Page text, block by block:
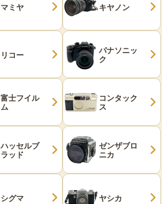
マミヤ キヤノン
リコー パナソニッ
ク
富士フイル
ム
コンタック
ス
ハッセルブ
ラッド
ゼンザブロ
ニカ
シグマ ヤシカ